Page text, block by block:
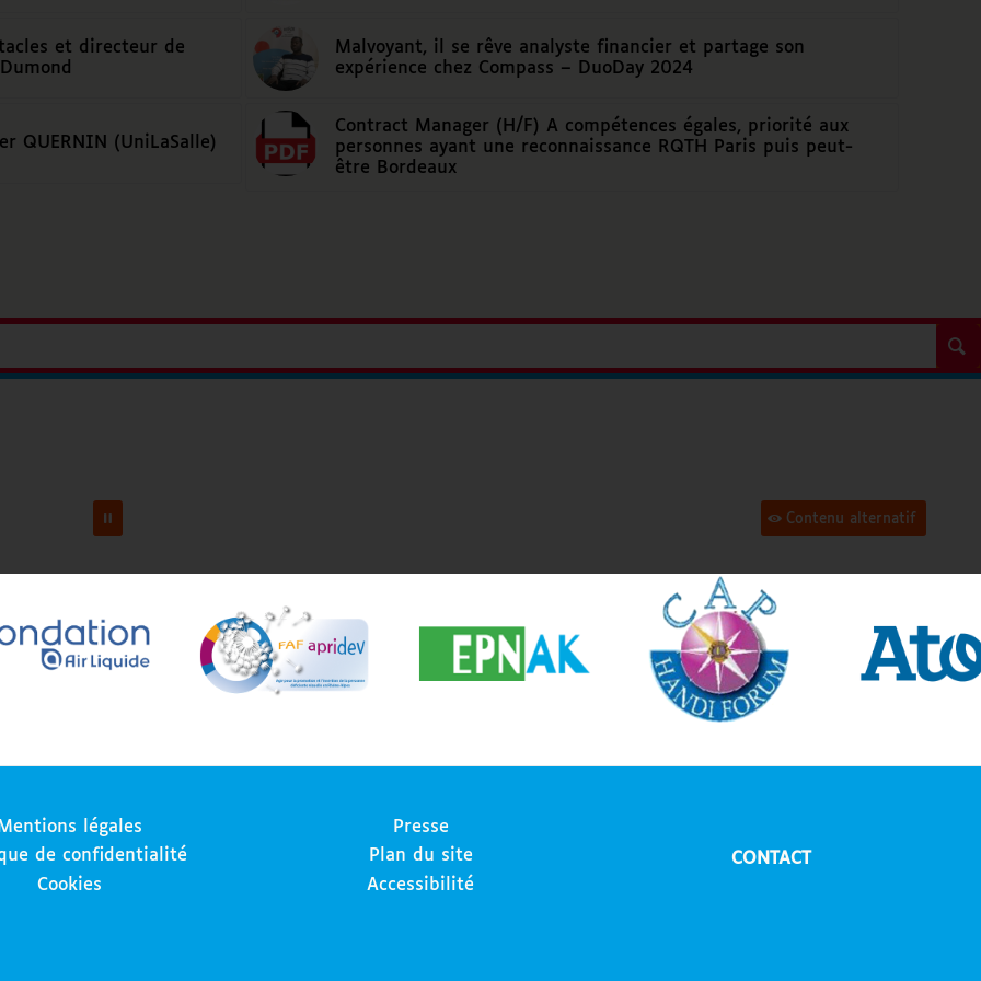
et directeur de
Malvoyant, il se rêve analyste financier et partage son
expérience chez Compass – DuoDay 2024
QUERNIN (UniLaSalle)
Contract Manager (H/F) A compétences égales, priorité aux
personnes ayant une reconnaissance RQTH Paris puis peut-
être Bordeaux
Contenu alternatif
légales
de confidentialité
Cookies
Presse
Plan du site
Accessibilité
CONTACT